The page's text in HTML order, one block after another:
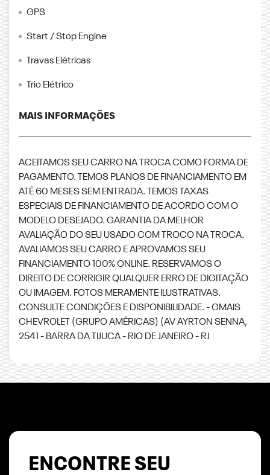
GPS
Start / Stop Engine
Travas Elétricas
Trio Elétrico
MAIS INFORMAÇÕES
ACEITAMOS SEU CARRO NA TROCA COMO FORMA DE
PAGAMENTO. TEMOS PLANOS DE FINANCIAMENTO EM
ATÉ 60 MESES SEM ENTRADA. TEMOS TAXAS
ESPECIAIS DE FINANCIAMENTO DE ACORDO COM O
MODELO DESEJADO. GARANTIA DA MELHOR
AVALIAÇÃO DO SEU USADO COM TROCO NA TROCA.
AVALIAMOS SEU CARRO E APROVAMOS SEU
FINANCIAMENTO 100% ONLINE. RESERVAMOS O
DIREITO DE CORRIGIR QUALQUER ERRO DE DIGITAÇÃO
OU IMAGEM. FOTOS MERAMENTE ILUSTRATIVAS.
CONSULTE CONDIÇÕES E DISPONIBILIDADE. - GMAIS
CHEVROLET (GRUPO AMÉRICAS) (AV AYRTON SENNA,
2541 - BARRA DA TIJUCA - RIO DE JANEIRO - RJ
ENCONTRE SEU